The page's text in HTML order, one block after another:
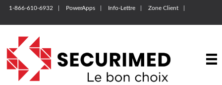
1-866-610-6932 PowerApps Info-Lettre Zone Client